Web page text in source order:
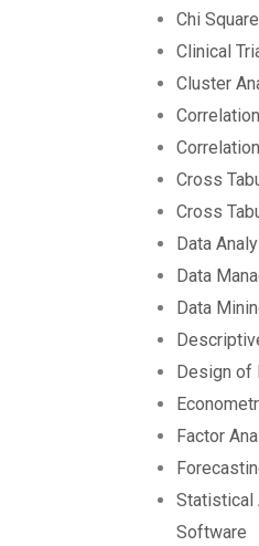
Chi
Clinical
Cluster
Cross
Cross
Data
Data
Data
Design of
Factor
Statistical
Software